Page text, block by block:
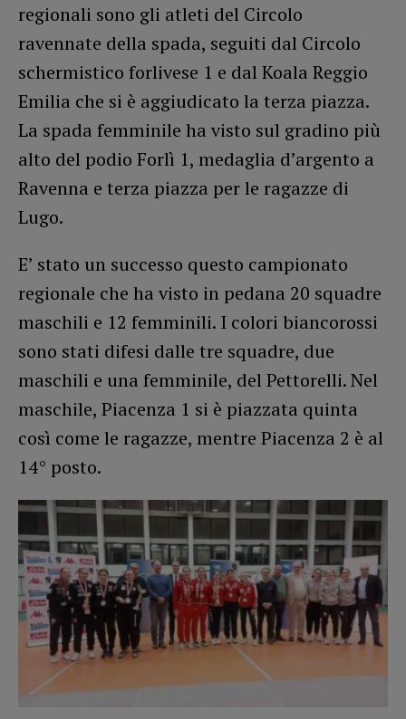
regionali sono gli atleti del Circolo
ravennate della spada, seguiti dal Circolo
schermistico forlivese 1 e dal Koala Reggio
Emilia che si è aggiudicato la terza piazza.
La spada femminile ha visto sul gradino più
alto del podio Forlì 1, medaglia d’argento a
Ravenna e terza piazza per le ragazze di
Lugo.
E’ stato un successo questo campionato
regionale che ha visto in pedana 20 squadre
maschili e 12 femminili. I colori biancorossi
sono stati difesi dalle tre squadre, due
maschili e una femminile, del Pettorelli. Nel
maschile, Piacenza 1 si è piazzata quinta
così come le ragazze, mentre Piacenza 2 è al
14° posto.